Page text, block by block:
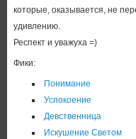
которые, оказывается, не
удивлению.
Респект и уважуха =)
Фики:
Понимание
Успокоение
Девственница
Искушение Светом